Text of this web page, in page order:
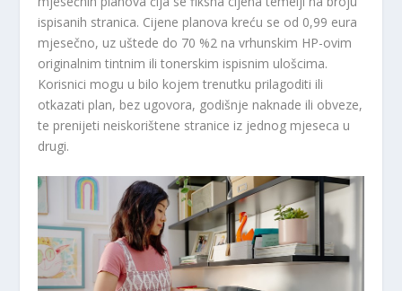
ispisanih stranica. Cijene planova kreću se od 0,99 eura
mjesečno, uz uštede do 70 %2 na vrhunskim HP-ovim
originalnim tintnim ili tonerskim ispisnim ulošcima.
Korisnici mogu u bilo kojem trenutku prilagoditi ili
otkazati plan, bez ugovora, godišnje naknade ili obveze,
te prenijeti neiskorištene stranice iz jednog mjeseca u
drugi.